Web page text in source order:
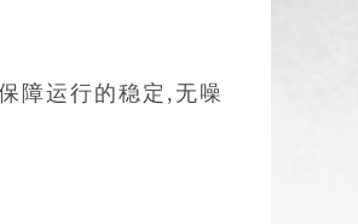
障运行的稳定,无噪